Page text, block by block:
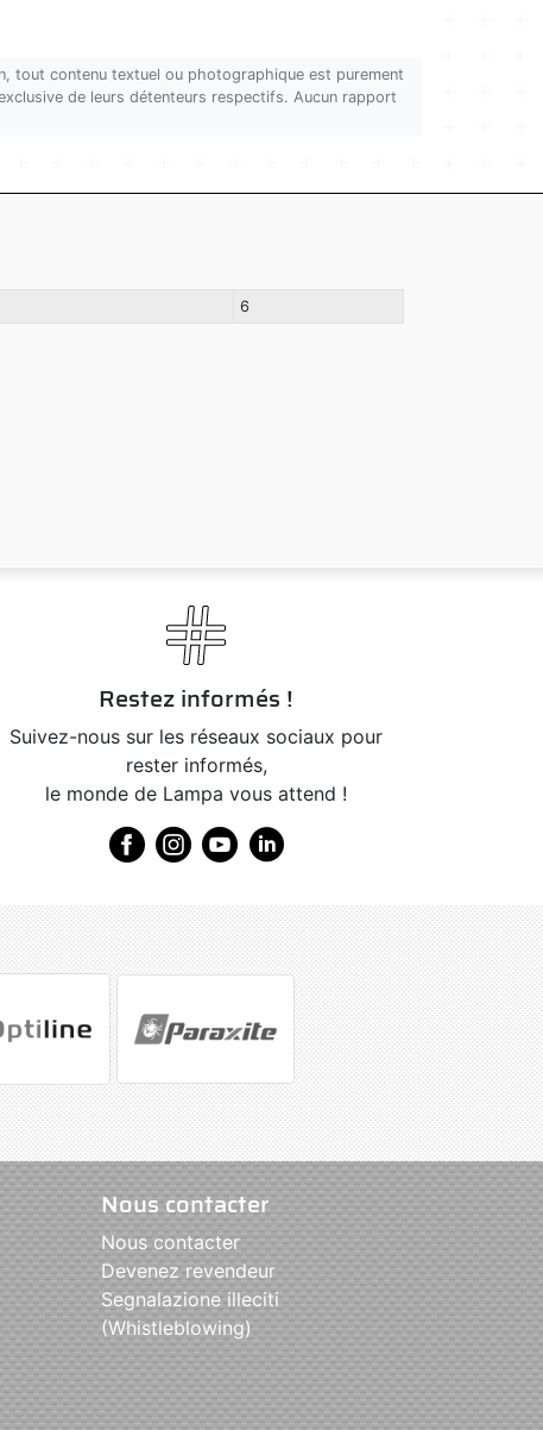
tout contenu textuel ou photographique est purement
de leurs détenteurs respectifs. Aucun rapport
6
Restez informés !
Suivez-nous sur les réseaux sociaux pour
rester informés,
le monde de Lampa vous attend !
Nous contacter
Nous contacter
Devenez revendeur
Segnalazione illeciti
(Whistleblowing)